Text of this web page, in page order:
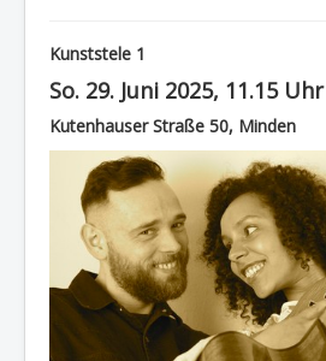
Kunststele 1
So. 29. Juni 2025, 11.15 Uhr
Kutenhauser Straße 50, Minden